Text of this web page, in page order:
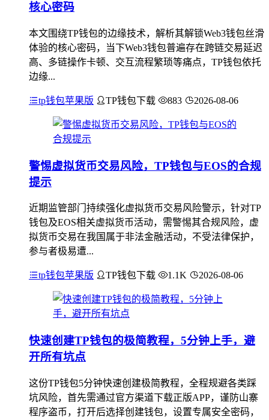
核心密码
本文围绕TP钱包的边缘技术，解析其解锁Web3钱包丝滑
体验的核心密码，当下Web3钱包普遍存在跨链交易延迟
高、多链操作卡顿、交互流程繁琐等痛点，TP钱包依托
边缘...
tp钱包苹果版 TP钱包下载 883 2026-08-06
警惕虚拟货币交易风险，TP钱包与EOS的合规
提示
近期监管部门持续强化虚拟货币交易风险警示，针对TP
钱包及EOS相关虚拟货币活动，需警惕其合规风险，虚
拟货币交易在我国属于非法金融活动，不受法律保护，
参与者极易遭...
tp钱包苹果版 TP钱包下载 1.1K 2026-08-06
快速创建TP钱包的极简教程，5分钟上手，避
开所有坑点
这份TP钱包5分钟快速创建极简教程，全程规避各类踩
坑风险，首先需通过官方渠道下载正版APP，谨防山寨
程序盗币，打开后选择创建钱包，设置专属安全密码，